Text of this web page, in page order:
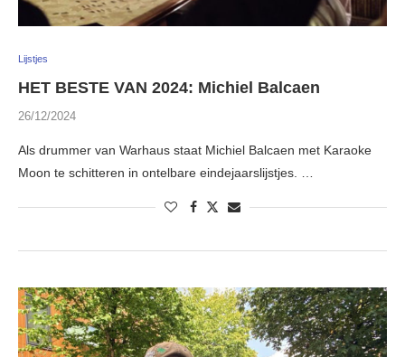
Lijstjes
HET BESTE VAN 2024: Michiel Balcaen
26/12/2024
Als drummer van Warhaus staat Michiel Balcaen met Karaoke
Moon te schitteren in ontelbare eindejaarslijstjes. …